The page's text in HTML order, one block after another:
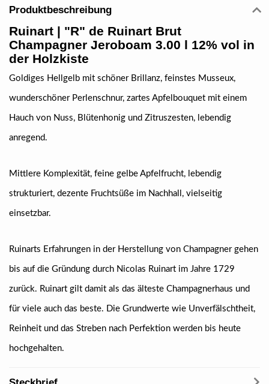
Produktbeschreibung
Ruinart | "R" de Ruinart Brut
Champagner Jeroboam 3.00 l 12% vol in
der Holzkiste
Goldiges Hellgelb mit schöner Brillanz, feinstes Musseux,
wunderschöner Perlenschnur, zartes Apfelbouquet mit einem
Hauch von Nuss, Blütenhonig und Zitruszesten, lebendig
anregend.
Mittlere Komplexität, feine gelbe Apfelfrucht, lebendig
strukturiert, dezente Fruchtsüße im Nachhall, vielseitig
einsetzbar.
Ruinarts Erfahrungen in der Herstellung von Champagner gehen
bis auf die Gründung durch Nicolas Ruinart im Jahre 1729
zurück. Ruinart gilt damit als das älteste Champagnerhaus und
für viele auch das beste. Die Grundwerte wie Unverfälschtheit,
Reinheit und das Streben nach Perfektion werden bis heute
hochgehalten.